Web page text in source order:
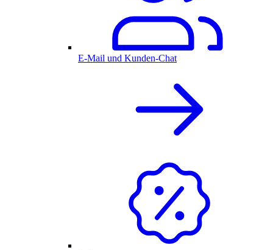
E-Mail und Kunden-Chat